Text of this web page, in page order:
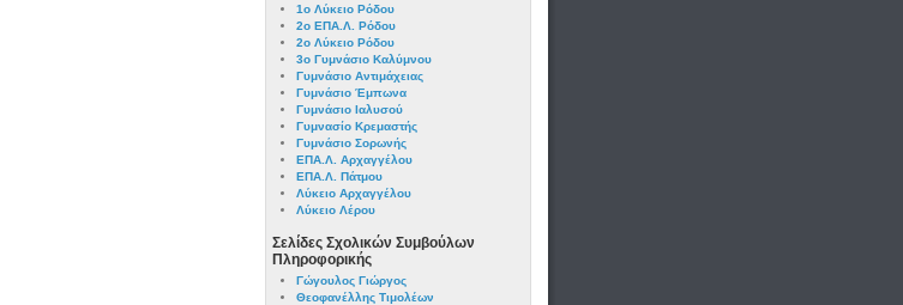
1ο Λύκειο Ρόδου
2ο ΕΠΑ.Λ. Ρόδου
2ο Λύκειο Ρόδου
3ο Γυμνάσιο Καλύμνου
Γυμνάσιο Αντιμάχειας
Γυμνάσιο Έμπωνα
Γυμνάσιο Ιαλυσού
Γυμνασίο Κρεμαστής
Γυμνάσιο Σορωνής
ΕΠΑ.Λ. Αρχαγγέλου
ΕΠΑ.Λ. Πάτμου
Λύκειο Αρχαγγέλου
Λύκειο Λέρου
Σελίδες Σχολικών Συμβούλων
Πληροφορικής
Γώγουλος Γιώργος
Θεοφανέλλης Τιμολέων